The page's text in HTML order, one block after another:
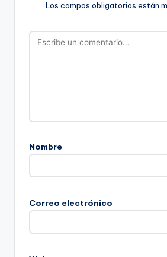
Los campos obligatorios están
Nombre
Correo electrónico